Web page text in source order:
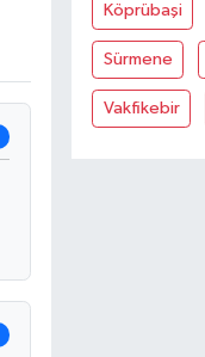
Köprübaşi
Sürmene
Vakfikebir